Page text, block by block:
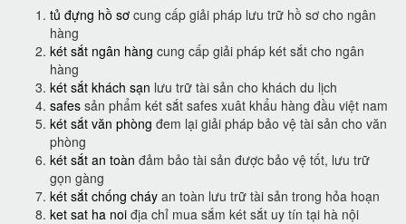
tủ đựng hồ sơ cung cấp giải pháp lưu trữ hồ sơ cho ngân
hàng
két sắt ngân hàng cung cấp giải pháp két sắt cho ngân
hàng
két sắt khách sạn lưu trữ tài sản cho khách du lịch
safes sản phẩm két sắt safes xuât khẩu hàng đầu việt nam
két sắt văn phòng đem lại giải pháp bảo vệ tài sản cho văn
phòng
két sắt an toàn đảm bảo tài sản được bảo vệ tốt, lưu trữ
gọn gàng
két sắt chống cháy an toàn lưu trữ tài sản trong hỏa hoạn
ket sat ha noi địa chỉ mua sắm két sắt uy tín tại hà nội